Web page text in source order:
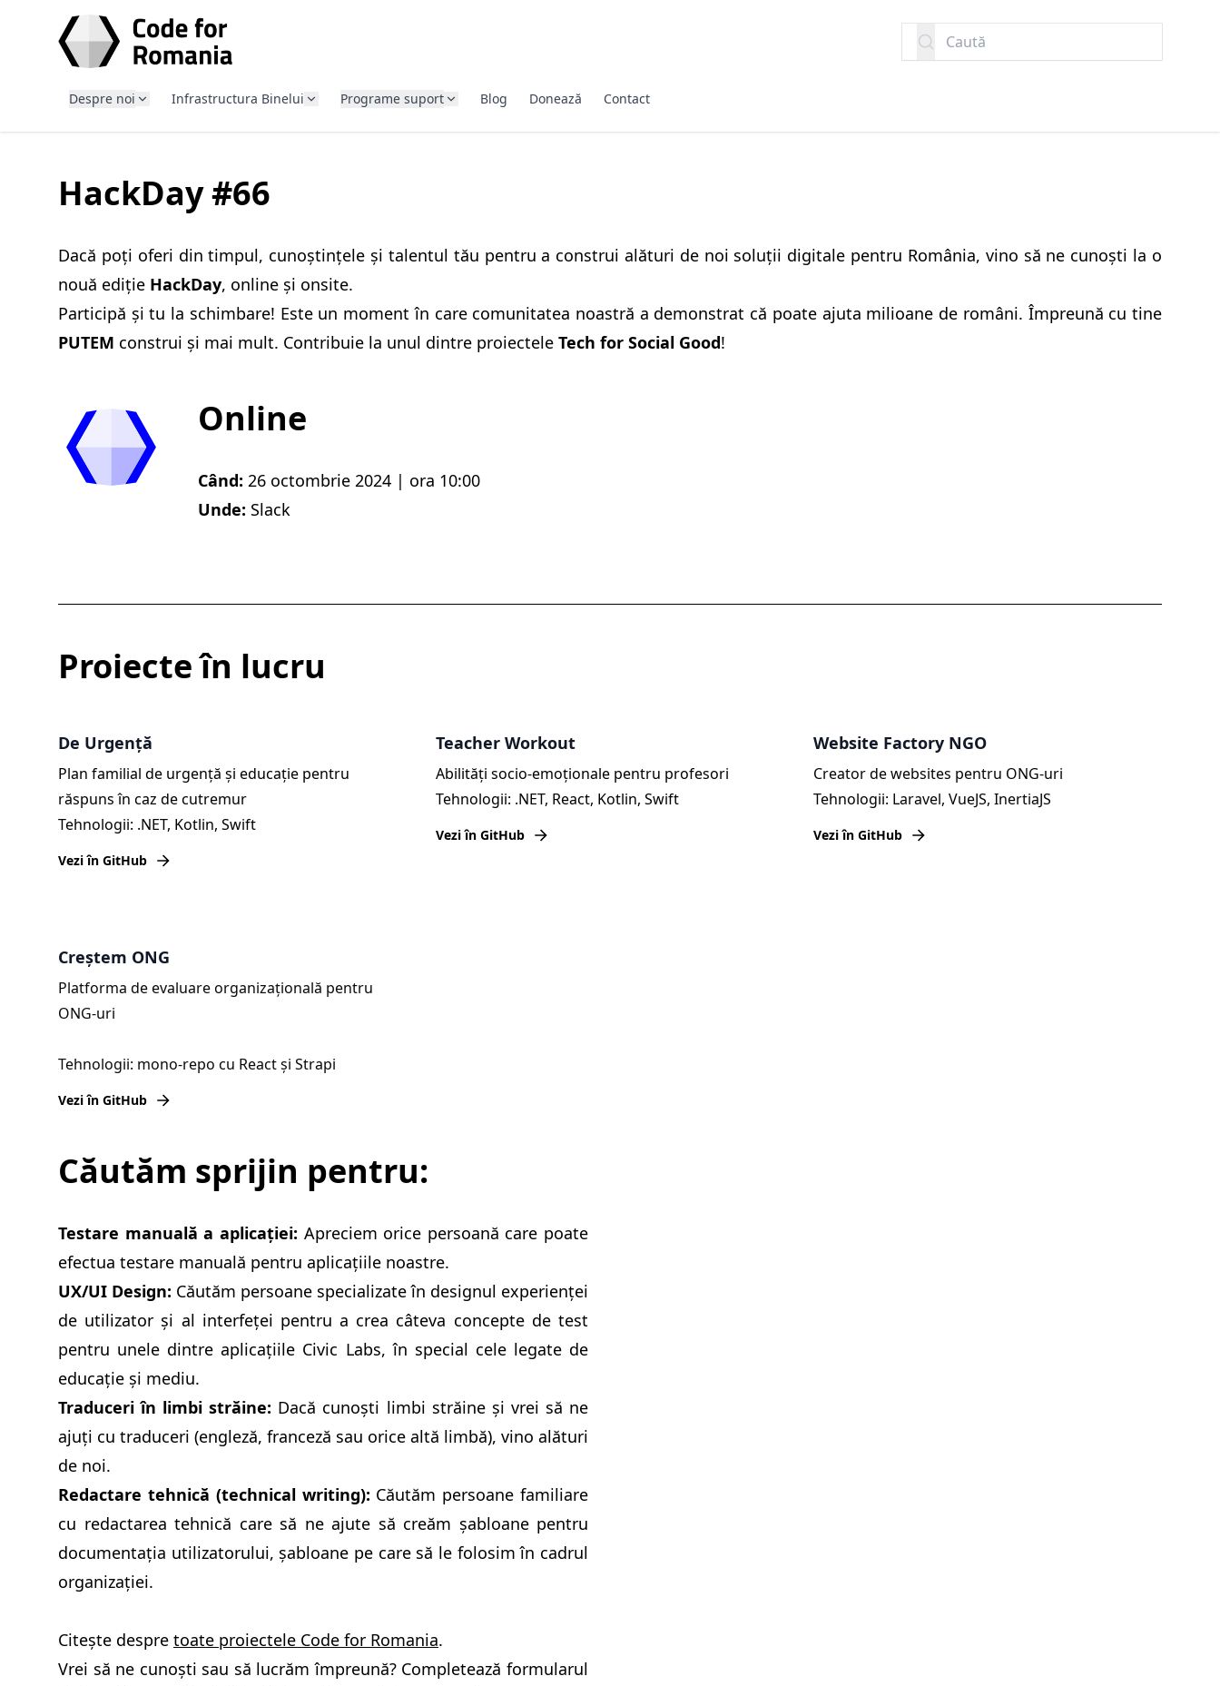
Caută
Despre noi Infrastructura Binelui Programe suport Blog Donează Contact
HackDay #66
Dacă poți oferi din timpul, cunoștințele și talentul tău pentru a construi alături de noi soluții digitale pentru România, vino să ne cunoști la o
nouă ediție HackDay, online și onsite.
Participă și tu la schimbare! Este un moment în care comunitatea noastră a demonstrat că poate ajuta milioane de români. Împreună cu tine
PUTEM construi și mai mult. Contribuie la unul dintre proiectele Tech for Social Good!
Online
Când: 26 octombrie 2024 | ora 10:00
Unde: Slack
Proiecte în lucru
De Urgență
Plan familial de urgență și educație pentru
răspuns în caz de cutremur
Tehnologii: .NET, Kotlin, Swift
Vezi în GitHub
Teacher Workout
Abilități socio-emoționale pentru profesori
Tehnologii: .NET, React, Kotlin, Swift
Vezi în GitHub
Website Factory NGO
Creator de websites pentru ONG-uri
Tehnologii: Laravel, VueJS, InertiaJS
Vezi în GitHub
Creștem ONG
Platforma de evaluare organizațională pentru
ONG-uri
Tehnologii: mono-repo cu React și Strapi
Vezi în GitHub
Căutăm sprijin pentru:
Testare manuală a aplicației: Apreciem orice persoană care poate
efectua testare manuală pentru aplicațiile noastre.
UX/UI Design: Căutăm persoane specializate în designul experienței
de utilizator și al interfeței pentru a crea câteva concepte de test
pentru unele dintre aplicațiile Civic Labs, în special cele legate de
educație și mediu.
Traduceri în limbi străine: Dacă cunoști limbi străine și vrei să ne
ajuți cu traduceri (engleză, franceză sau orice altă limbă), vino alături
de noi.
Redactare tehnică (technical writing): Căutăm persoane familiare
cu redactarea tehnică care să ne ajute să creăm șabloane pentru
documentația utilizatorului, șabloane pe care să le folosim în cadrul
organizației.
Citește despre toate proiectele Code for Romania.
Vrei să ne cunoști sau să lucrăm împreună? Completează formularul